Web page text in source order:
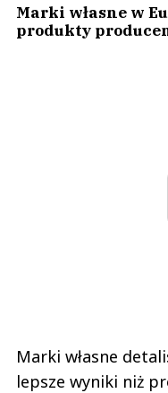
Marki własne w
produkty
Marki własne
lepsze wyniki niż